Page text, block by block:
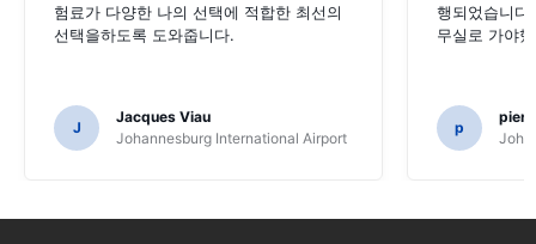
험료가 다양한 나의 선택에 적합한 최선의
선택을하도록 도와줍니다.
J
Jacques Viau
Johannesburg International Airport
행되었습니다
무실로 가야
p